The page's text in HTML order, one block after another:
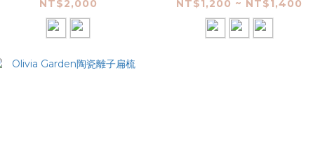
NT$2,000 NT$1,200 ~ NT$1,400